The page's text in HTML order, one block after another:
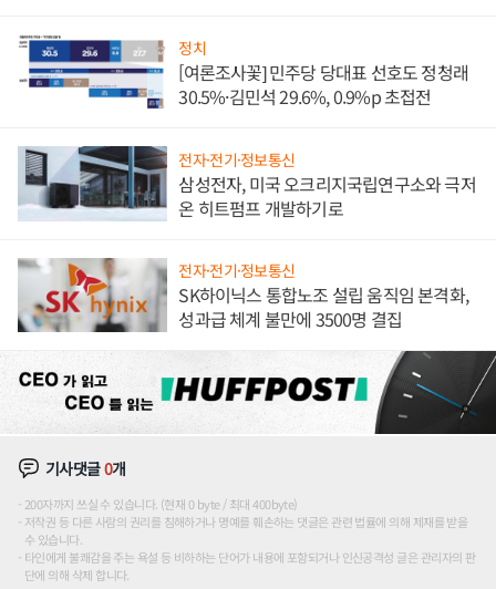
정치
[여론조사꽃] 민주당 당대표 선호도 정청래
30.5%·김민석 29.6%, 0.9%p 초접전
전자·전기·정보통신
삼성전자, 미국 오크리지국립연구소와 극저
온 히트펌프 개발하기로
전자·전기·정보통신
SK하이닉스 통합노조 설립 움직임 본격화,
성과급 체계 불만에 3500명 결집
기사댓글0개
200자까지 쓰실 수 있습니다. (현재 0 byte / 최대 400byte)
저작권 등 다른 사람의 권리를 침해하거나 명예를 훼손하는 댓글은 관련 법률에 의해 제재를 받을
수 있습니다.
타인에게 불쾌감을 주는 욕설 등 비하하는 단어가 내용에 포함되거나 인신공격성 글은 관리자의 판
단에 의해 삭제 합니다.